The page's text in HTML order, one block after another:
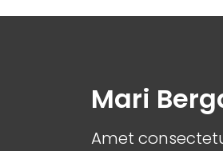
Mari
Amet